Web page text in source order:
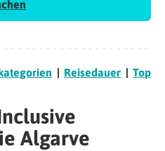
Reisedauer |Top
Algarve